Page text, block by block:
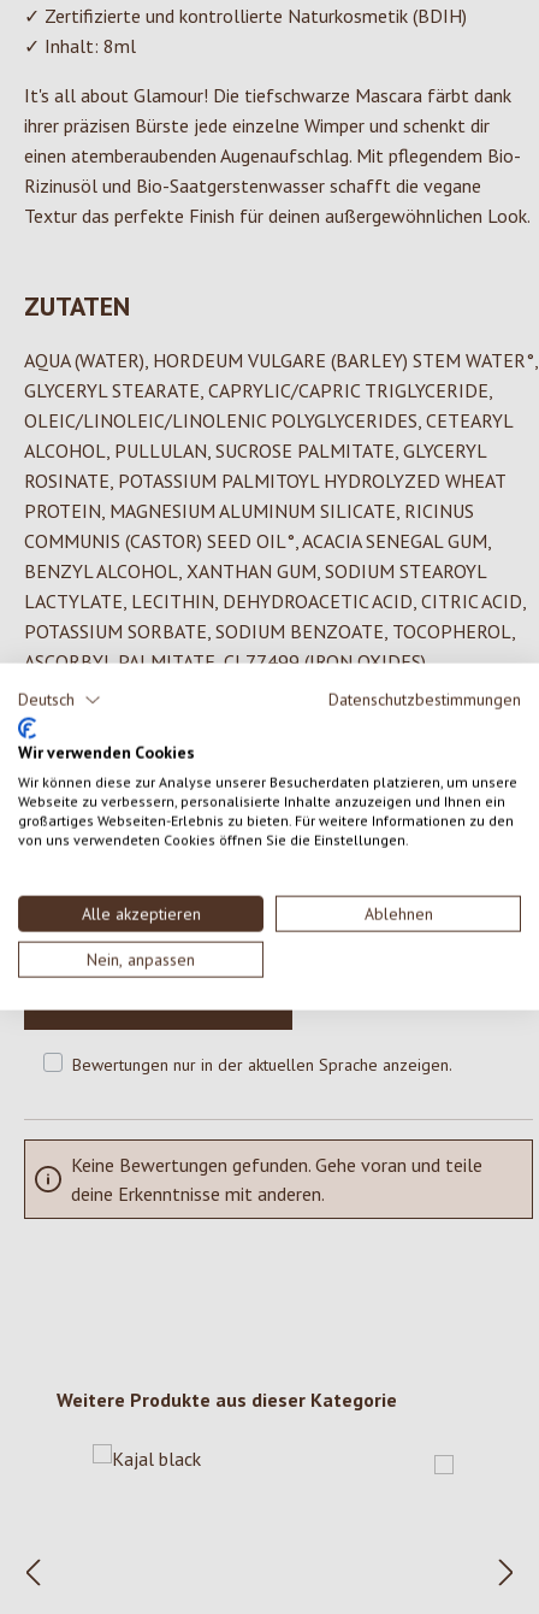
Deutsch Datenschutzbestimmungen
Wir verwenden Cookies
Wir können diese zur Analyse unserer Besucherdaten platzieren, um unsere
Webseite zu verbessern, personalisierte Inhalte anzuzeigen und Ihnen ein
großartiges Webseiten-Erlebnis zu bieten. Für weitere Informationen zu den
von uns verwendeten Cookies öffnen Sie die Einstellungen.
Alle akzeptieren Ablehnen
Nein, anpassen
✓ Zertifizierte und kontrollierte Naturkosmetik (BDIH)
✓ Inhalt: 8ml
It's all about Glamour! Die tiefschwarze Mascara färbt dank
ihrer präzisen Bürste jede einzelne Wimper und schenkt dir
einen atemberaubenden Augenaufschlag. Mit pflegendem Bio-
Rizinusöl und Bio-Saatgerstenwasser schafft die vegane
Textur das perfekte Finish für deinen außergewöhnlichen Look.
ZUTATEN
AQUA (WATER), HORDEUM VULGARE (BARLEY) STEM WATER°,
GLYCERYL STEARATE, CAPRYLIC/CAPRIC TRIGLYCERIDE,
OLEIC/LINOLEIC/LINOLENIC POLYGLYCERIDES, CETEARYL
ALCOHOL, PULLULAN, SUCROSE PALMITATE, GLYCERYL
ROSINATE, POTASSIUM PALMITOYL HYDROLYZED WHEAT
PROTEIN, MAGNESIUM ALUMINUM SILICATE, RICINUS
COMMUNIS (CASTOR) SEED OIL°, ACACIA SENEGAL GUM,
BENZYL ALCOHOL, XANTHAN GUM, SODIUM STEAROYL
LACTYLATE, LECITHIN, DEHYDROACETIC ACID, CITRIC ACID,
POTASSIUM SORBATE, SODIUM BENZOATE, TOCOPHEROL,
ASCORBYL PALMITATE, CI 77499 (IRON OXIDES)
°from certified organic agriculture
0 von 0 Bewertungen
Gib eine Bewertung ab!
Teile deine Erfahrungen mit dem Produkt mit anderen Kunden.
Bewertungen nur in der aktuellen Sprache anzeigen.
Keine Bewertungen gefunden. Gehe voran und teile
deine Erkenntnisse mit anderen.
Produktgalerie überspringen
Weitere Produkte aus dieser Kategorie